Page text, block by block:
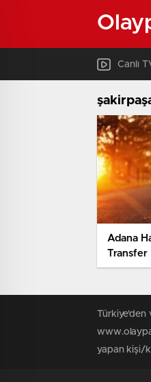
Canlı
Adana
Transfer
Türkiye'den
yapan kişi/